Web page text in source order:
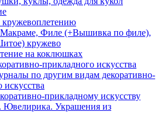
Филе (+Вышивка по филе),
кружево
на коклюшках
прикладного искусства
по другим видам декоративно-
искусства
прикладному искусству
Ювелирика. Украшения из